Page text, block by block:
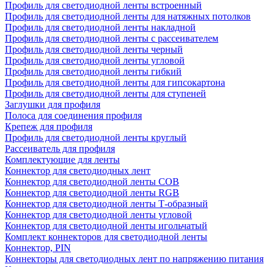
Профиль для светодиодной ленты встроенный
Профиль для светодиодной ленты для натяжных потолков
Профиль для светодиодной ленты накладной
Профиль для светодиодной ленты с рассеивателем
Профиль для светодиодной ленты черный
Профиль для светодиодной ленты угловой
Профиль для светодиодной ленты гибкий
Профиль для светодиодной ленты для гипсокартона
Профиль для светодиодной ленты для ступеней
Заглушки для профиля
Полоса для соединения профиля
Крепеж для профиля
Профиль для светодиодной ленты круглый
Рассеиватель для профиля
Комплектующие для ленты
Коннектор для светодиодных лент
Коннектор для светодиодной ленты COB
Коннектор для светодиодной ленты RGB
Коннектор для светодиодной ленты Т-образный
Коннектор для светодиодной ленты угловой
Коннектор для светодиодной ленты игольчатый
Комплект коннекторов для светодиодной ленты
Коннектор, PIN
Коннекторы для светодиодных лент по напряжению питания